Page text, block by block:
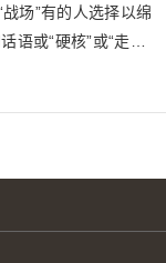
场”有的人选择以绵
或“硬核”或“走心”
新创意传达出无穷的